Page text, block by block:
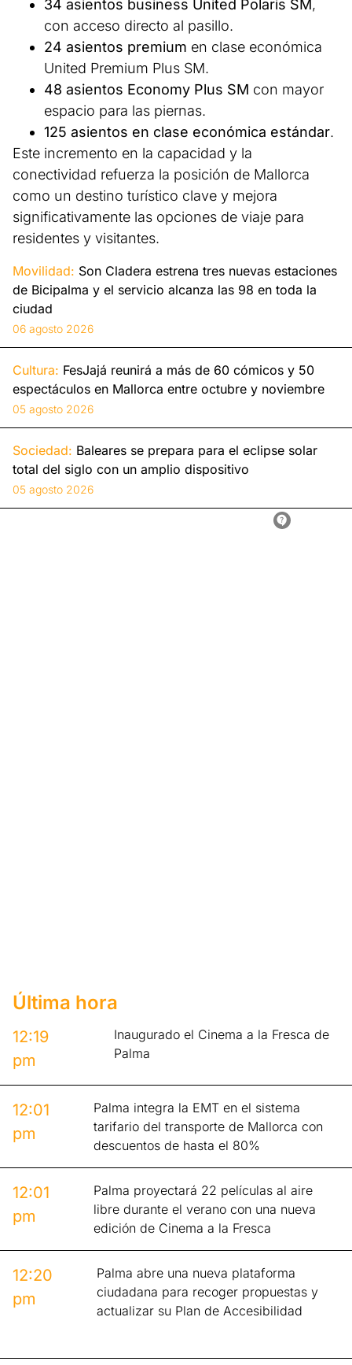
34 asientos business United Polaris SM,
con acceso directo al pasillo.
24 asientos premium en clase económica
United Premium Plus SM.
48 asientos Economy Plus SM con mayor
espacio para las piernas.
125 asientos en clase económica estándar.
Este incremento en la capacidad y la
conectividad refuerza la posición de Mallorca
como un destino turístico clave y mejora
significativamente las opciones de viaje para
residentes y visitantes.
Movilidad: Son Cladera estrena tres nuevas estaciones
de Bicipalma y el servicio alcanza las 98 en toda la
ciudad
06 agosto 2026
Cultura: FesJajá reunirá a más de 60 cómicos y 50
espectáculos en Mallorca entre octubre y noviembre
05 agosto 2026
Sociedad: Baleares se prepara para el eclipse solar
total del siglo con un amplio dispositivo
05 agosto 2026
Última hora
12:19
pm
Inaugurado el Cinema a la Fresca de
Palma
12:01
pm
Palma integra la EMT en el sistema
tarifario del transporte de Mallorca con
descuentos de hasta el 80%
12:01
pm
Palma proyectará 22 películas al aire
libre durante el verano con una nueva
edición de Cinema a la Fresca
12:20
pm
Palma abre una nueva plataforma
ciudadana para recoger propuestas y
actualizar su Plan de Accesibilidad